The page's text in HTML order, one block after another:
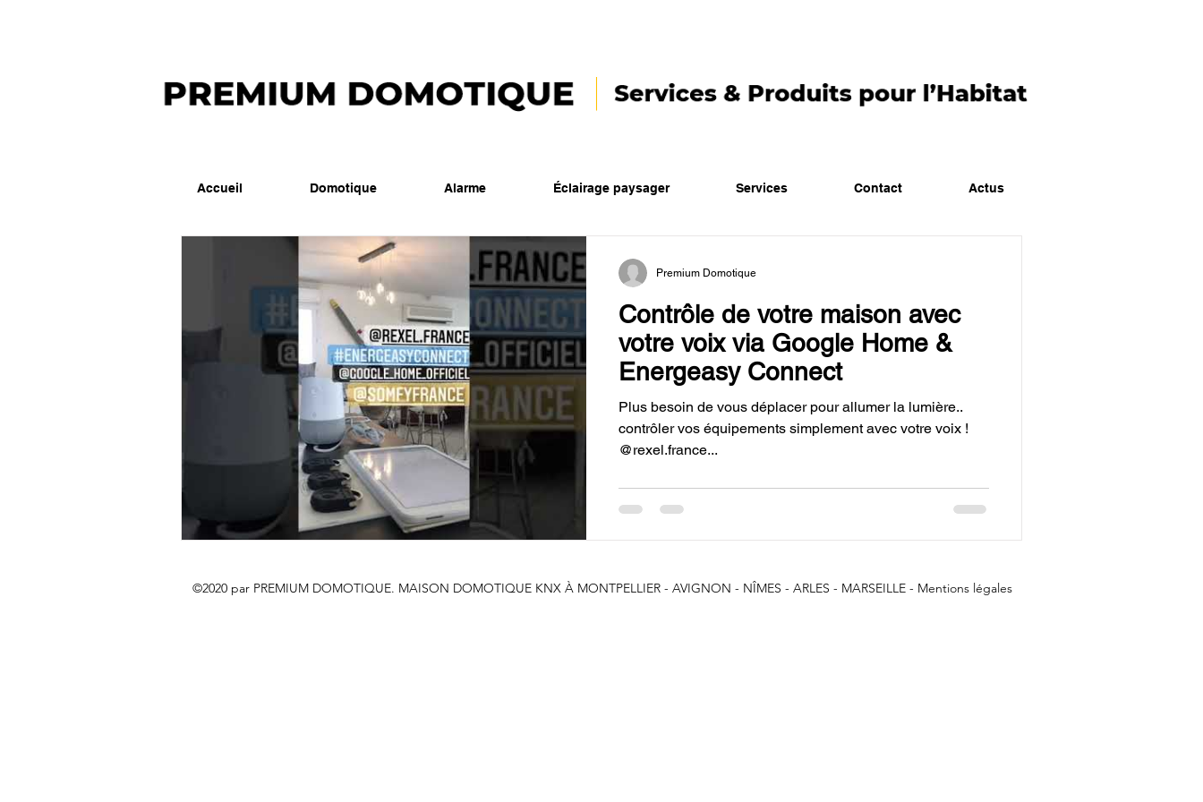
Accueil Domotique Alarme Éclairage paysager Services Contact Actus
Contrôle de votre maison avec
votre voix via Google Home &
Energeasy Connect
Plus besoin de vous déplacer pour allumer la lumière..
contrôler vos équipements simplement avec votre voix !
@rexel.france...
Premium Domotique
©2020 par PREMIUM DOMOTIQUE. MAISON DOMOTIQUE KNX À MONTPELLIER - AVIGNON - NÎMES - ARLES - MARSEILLE- Mentions légales